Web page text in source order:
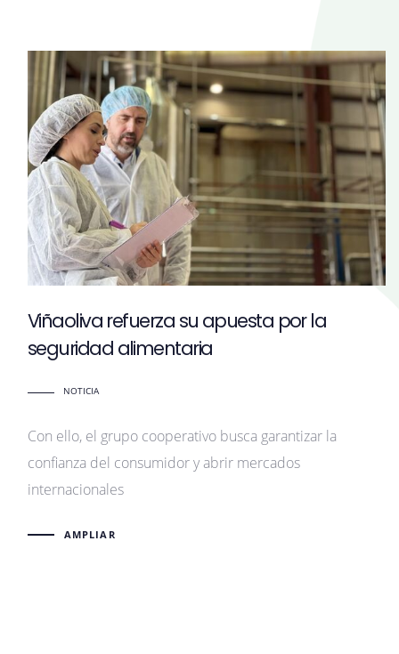
Viñaoliva refuerza su apuesta por la
seguridad alimentaria
NOTICIA
Con ello, el grupo cooperativo busca garantizar la
confianza del consumidor y abrir mercados
internacionales
AMPLIAR